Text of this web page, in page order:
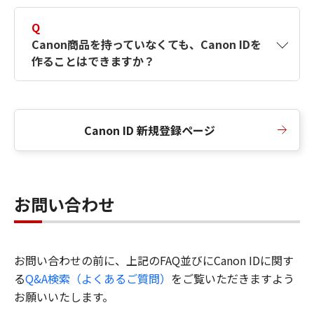
Q
Canon商品を持っていなくても、Canon IDを
作ることはできますか？
Canon ID 新規登録ページ
お問い合わせ
お問い合わせの前に、上記のFAQ並びにCanon IDに関す
るQ&A検索（よくあるご質問） をご覧いただきますよう
お願いいたします。